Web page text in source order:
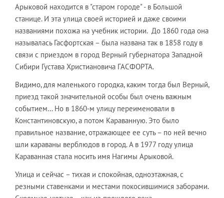
Арыковой находится в "старом городе" - в Большой
станице. И эта улица своей историей и даже своими
названиями похожа на учебник истории. До 1860 года она
называлась Гасфортская – была названа так в 1858 году в
связи с приездом в город Верный губернатора Западной
Сибири Густава Христиановича ГАСФОРТА.
Видимо, для маленького городка, каким тогда был Верный,
приезд такой значительной особы был очень важным
событием… Но в 1860-м улицу переименовали в
Константиновскую, а потом Караванную. Это было
правильное название, отражающее ее суть – по ней вечно
шли караваны верблюдов в город. А в 1977 году улица
Караванная стала носить имя Нагимы Арыковой.
Улица и сейчас – тихая и спокойная, одноэтажная, с
резными ставенками и местами покосившимися заборами.